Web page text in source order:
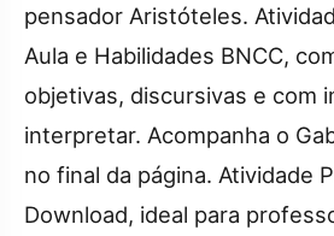
pensador Aristóteles.
Aula e Habilidades BNCC,
objetivas, discursivas e com
interpretar. Acompanha o
no final da página. Atividade
Download, ideal para